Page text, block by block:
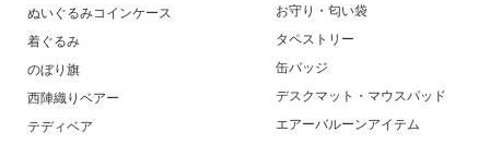
ぬいぐるみコインケース
着ぐるみ
のぼり旗
西陣織りベアー
テディベア
お守り・匂い袋
タペストリー
缶バッジ
デスクマット・マウスパッド
エアーバルーンアイテム